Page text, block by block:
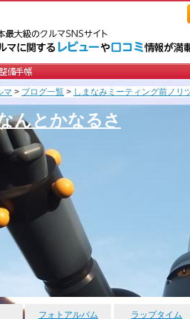
マ > ブログ一覧 > しまなみミーティング前ノリ
んとかなるさ
フォトアルバム ラップタイム